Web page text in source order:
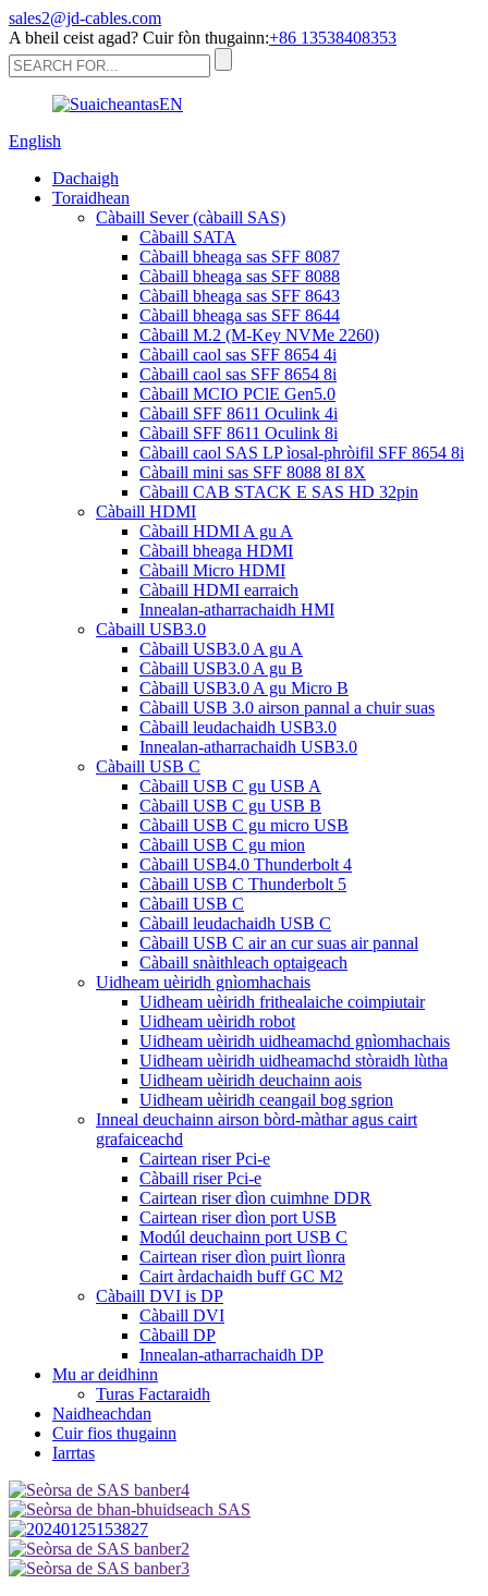
sales2@jd-cables.com
A bheil ceist agad? Cuir fòn thugainn:+86 13538408353
English
Dachaigh
Toraidhean
Càbaill Sever (càbaill SAS)
Càbaill SATA
Càbaill bheaga sas SFF 8087
Càbaill bheaga sas SFF 8088
Càbaill bheaga sas SFF 8643
Càbaill bheaga sas SFF 8644
Càbaill M.2 (M-Key NVMe 2260)
Càbaill caol sas SFF 8654 4i
Càbaill caol sas SFF 8654 8i
Càbaill MCIO PClE Gen5.0
Càbaill SFF 8611 Oculink 4i
Càbaill SFF 8611 Oculink 8i
Càbaill caol SAS LP ìosal-phròifil SFF 8654 8i
Càbaill mini sas SFF 8088 8I 8X
Càbaill CAB STACK E SAS HD 32pin
Càbaill HDMI
Càbaill HDMI A gu A
Càbaill bheaga HDMI
Càbaill Micro HDMI
Càbaill HDMI earraich
Innealan-atharrachaidh HMI
Càbaill USB3.0
Càbaill USB3.0 A gu A
Càbaill USB3.0 A gu B
Càbaill USB3.0 A gu Micro B
Càbaill USB 3.0 airson pannal a chuir suas
Càbaill leudachaidh USB3.0
Innealan-atharrachaidh USB3.0
Càbaill USB C
Càbaill USB C gu USB A
Càbaill USB C gu USB B
Càbaill USB C gu micro USB
Càbaill USB C gu mion
Càbaill USB4.0 Thunderbolt 4
Càbaill USB C Thunderbolt 5
Càbaill USB C
Càbaill leudachaidh USB C
Càbaill USB C air an cur suas air pannal
Càbaill snàithleach optaigeach
Uidheam uèiridh gnìomhachais
Uidheam uèiridh frithealaiche coimpiutair
Uidheam uèiridh robot
Uidheam uèiridh uidheamachd gnìomhachais
Uidheam uèiridh uidheamachd stòraidh lùtha
Uidheam uèiridh deuchainn aois
Uidheam uèiridh ceangail bog sgrion
Inneal deuchainn airson bòrd-màthar agus cairt
grafaiceachd
Cairtean riser Pci-e
Càbaill riser Pci-e
Cairtean riser dìon cuimhne DDR
Cairtean riser dìon port USB
Modúl deuchainn port USB C
Cairtean riser dìon puirt lìonra
Cairt àrdachaidh buff GC M2
Càbaill DVI is DP
Càbaill DVI
Càbaill DP
Innealan-atharrachaidh DP
Mu ar deidhinn
Turas Factaraidh
Naidheachdan
Cuir fios thugainn
Iarrtas